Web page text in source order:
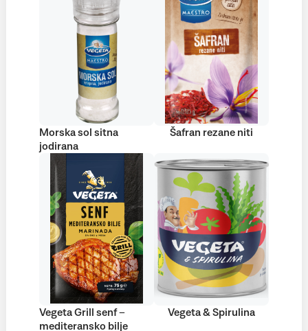
Morska sol sitna
jodirana
Šafran rezane niti
Vegeta Grill senf –
mediteransko bilje
Vegeta & Spirulina